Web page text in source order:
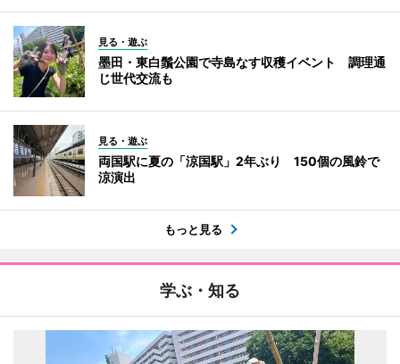
見る・遊ぶ
墨田・東白鬚公園で寺島なす収穫イベント 調理通
じ世代交流も
見る・遊ぶ
両国駅に夏の「涼国駅」2年ぶり 150個の風鈴で
涼演出
もっと見る
学ぶ・知る